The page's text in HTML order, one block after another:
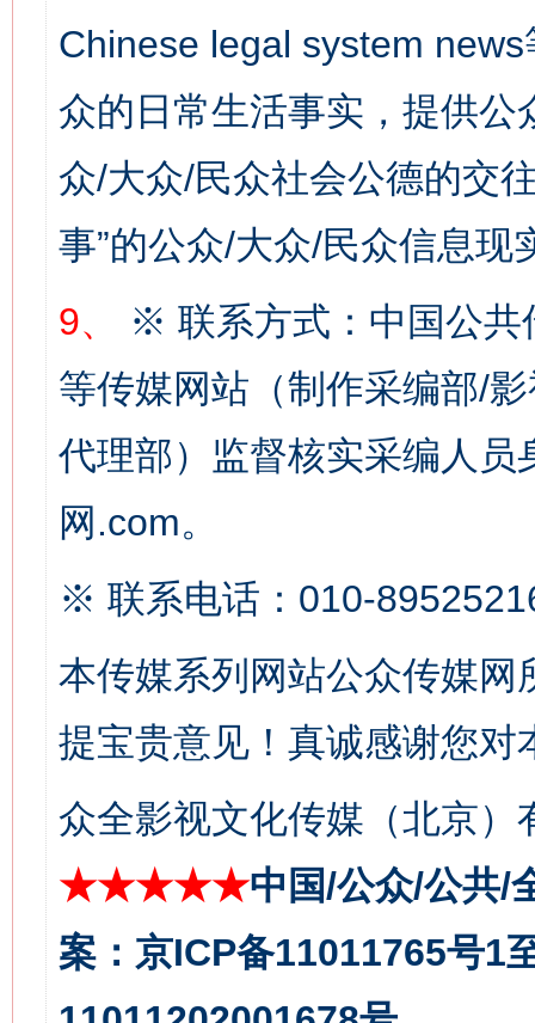
Chinese legal system
众的日常生活事实，提供
众/大众/民众社会公德的交
事”的公众/大众/民众信息现
9、
※ 联系方式：中国公共
等传媒网站（制作采编部/
代理部）监督核实采编人员
网.com。
※ 联系电话：010-
本传媒系列网站公众传媒
提宝贵意见！真诚感谢您
众全影视文化传媒（北京）
★★★★★中国/公众/公共/
案：京ICP备11011765号1
这是一记警钟！ 谢
在谋一域中谋全局
习近平的博鳌关键词